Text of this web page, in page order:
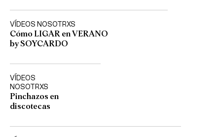
VÍDEOS NOSOTRXS
Cómo LIGAR en VERANO
by SOYCARDO
VÍDEOS
NOSOTRXS
Pinchazos en
discotecas